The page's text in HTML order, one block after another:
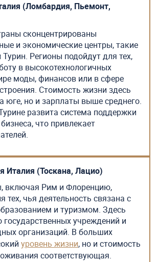
(Ломбардия, Пьемонт,
сконцентрированы
и экономические центры, такие
Регионы подойдут для тех,
в высокотехнологичных
моды, финансов или в сфере
Стоимость жизни здесь
юге, но и зарплаты выше среднего.
развита система поддержки
что привлекает
Италия (Тоскана, Лацио)
включая Рим и Флоренцию,
тех, чья деятельность связана с
и туризмом. Здесь
учреждений и
организаций. В больших
уровень жизни, но и стоимость
соответствующая.